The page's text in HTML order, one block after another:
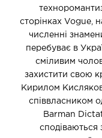
сторінках Vogue,
численні
перебуває в
сміливим
захистити свою
Кирилом
співвласником
Barman
сподіваються